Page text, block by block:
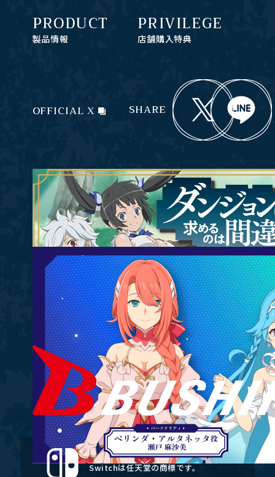
PRODUCT
製品情報
PRIVILEGE
店舗購入特典
OFFICIAL X SHARE
Nintendo Switchのロゴ・Nintendo
Switchは任天堂の商標です。